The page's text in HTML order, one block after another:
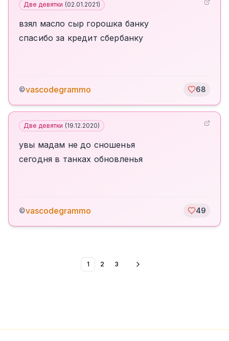
Две девятки (02.01.2021)
взял масло сыр горошка банку
спасибо за кредит сбербанку
©vascodegrammo 68
Две девятки (19.12.2020)
увы мадам не до сношенья
сегодня в танках обновленья
©vascodegrammo 49
1 2 3